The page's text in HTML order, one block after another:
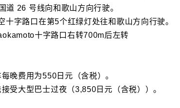
线向和歌山方向行驶。
在第5个红绿灯处往和歌山方向行驶。
路口右转700m后左转
用为550日元（含税）。
型巴士过夜（3,850日元（含税））。